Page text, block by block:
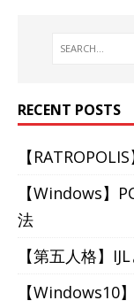
RECENT POSTS
【
【Windows】
法
【第五人格】
【Windows10